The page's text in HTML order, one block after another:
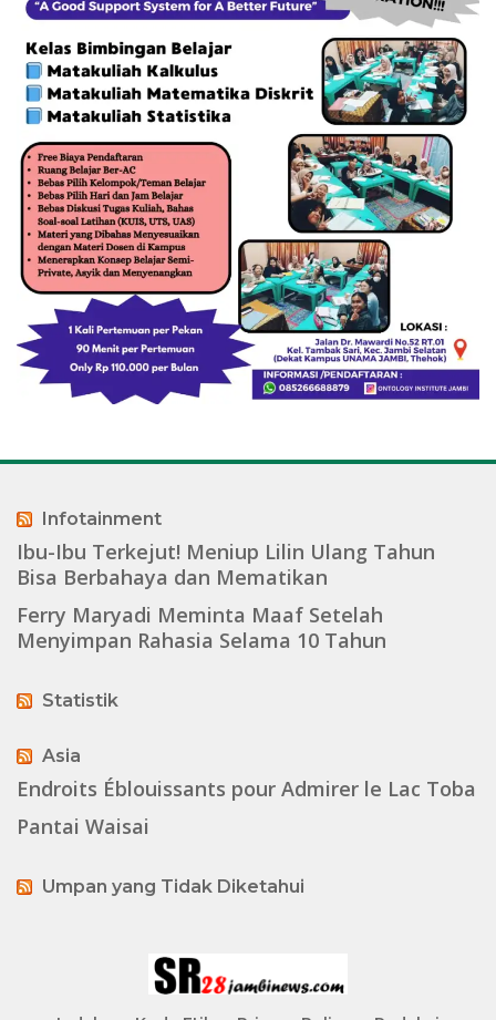
Infotainment
Ibu-Ibu Terkejut! Meniup Lilin Ulang Tahun
Bisa Berbahaya dan Mematikan
Ferry Maryadi Meminta Maaf Setelah
Menyimpan Rahasia Selama 10 Tahun
Statistik
Asia
Endroits Éblouissants pour Admirer le Lac Toba
Pantai Waisai
Umpan yang Tidak Diketahui